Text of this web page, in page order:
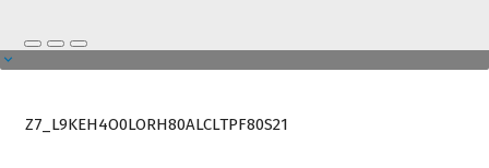
Z7_L9KEH4O0LORH80ALCLTPF80S21